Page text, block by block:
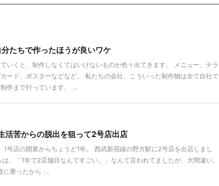
たちで作ったほうが良いワケ
いくと、制作しなくてはいけないものが色々出てきます。 メニュー、チラ
ード、ポスターなどなど。 私たちの会社、こういった制作物は全て自社で
作まで行っています。 ...
活苦からの脱出を狙って2号店出店
1号店の開業からちょうど1年。 西武新宿線の野方駅に2号店を出店しまし
、「1年で2店舗目なんてすごい。」なんて言われてましたが、大間違い。
に乗ったから ...